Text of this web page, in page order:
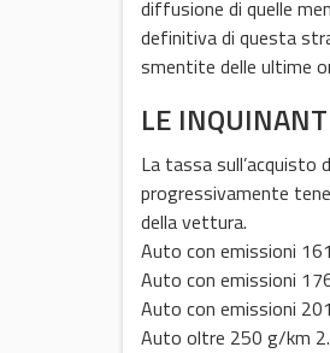
diffusione di quelle
definitiva di questa
smentite delle ultime
LE
La tassa sull’acquisto
progressivamente
della vettura.
Auto con emissioni
Auto con emissioni
Auto con emissioni
Auto oltre 250 g/km